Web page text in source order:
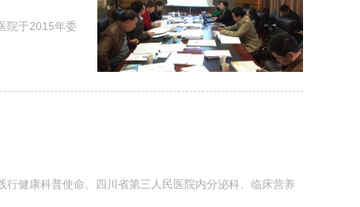
院于2015年委
健康科普使命。四川省第三人民医院内分泌科、临床营养